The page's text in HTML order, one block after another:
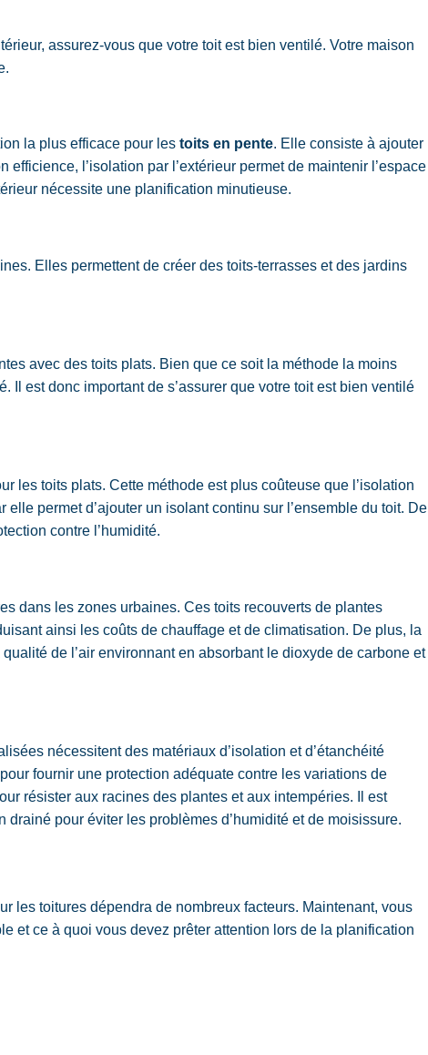
assurez-vous que votre toit est bien ventilé. Votre maison
la plus efficace pour les toits en pente. Elle consiste à ajouter
l’isolation par l’extérieur permet de maintenir l’espace
nécessite une planification minutieuse.
Elles permettent de créer des toits-terrasses et des jardins
avec des toits plats. Bien que ce soit la méthode la moins
Il est donc important de s’assurer que votre toit est bien ventilé
les toits plats. Cette méthode est plus coûteuse que l’isolation
permet d’ajouter un isolant continu sur l’ensemble du toit. De
contre l’humidité.
dans les zones urbaines. Ces toits recouverts de plantes
ainsi les coûts de chauffage et de climatisation. De plus, la
de l’air environnant en absorbant le dioxyde de carbone et
nécessitent des matériaux d’isolation et d’étanchéité
fournir une protection adéquate contre les variations de
résister aux racines des plantes et aux intempéries. Il est
drainé pour éviter les problèmes d’humidité et de moisissure.
les toitures dépendra de nombreux facteurs. Maintenant, vous
et ce à quoi vous devez prêter attention lors de la planification